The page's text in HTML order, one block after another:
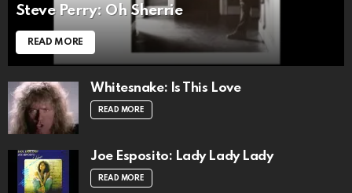
Steve Perry: Oh Sherrie
READ MORE
Whitesnake: Is This Love
READ MORE
Joe Esposito: Lady Lady Lady
READ MORE